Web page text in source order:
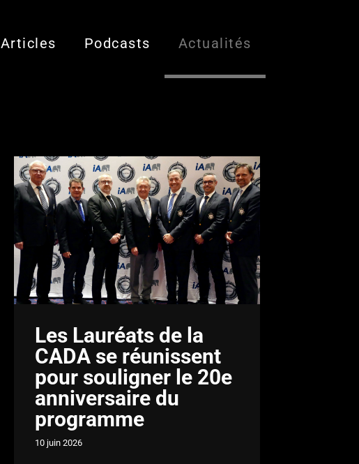
Articles Podcasts Actualités
Les Lauréats de la
CADA se réunissent
pour souligner le 20e
anniversaire du
programme
10 juin 2026